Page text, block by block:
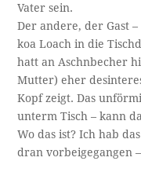
Vater sein.
Der andere, der Gast
koa Loach in die
hatt an Aschnbecher
Mutter) eher
Kopf zeigt. Das
unterm Tisch – kann
Wo das ist? Ich hab
dran vorbeigegangen